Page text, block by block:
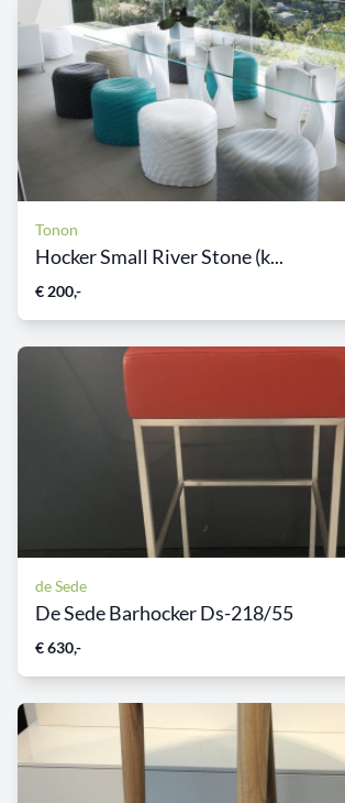
Tonon
Hocker Small River Stone (k...
€ 200,-
de Sede
De Sede Barhocker Ds-218/55
€ 630,-